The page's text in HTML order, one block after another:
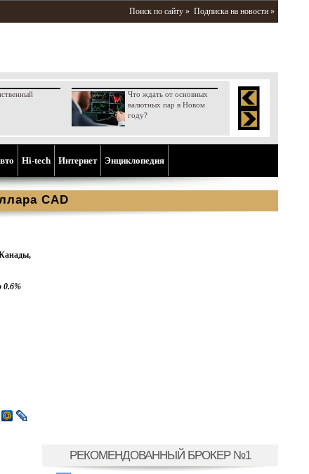
Поиск по сайту » Подписка на новости »
Что ждать от основных
валютных пар в Новом
году?
Hi-tech Интернет Энциклопедия
CAD
0.6%
РЕКОМЕНДОВАННЫЙ БРОКЕР №1